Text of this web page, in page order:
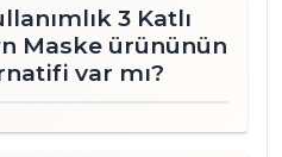
3 Katlı
Maske ürününün
var mı?